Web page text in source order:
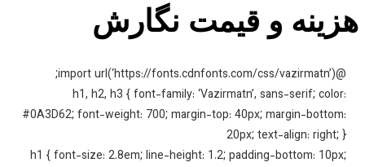
و قیمت نگارش
h1, h2, h3 { font-family: ‘Vazirmatn’, sans-serif;
#0A3D62; font-weight: 700; margin-top: 40px; margin-
20px; text-align:
h1 { font-size: 2.8em; line-height: 1.2; padding-bottom: